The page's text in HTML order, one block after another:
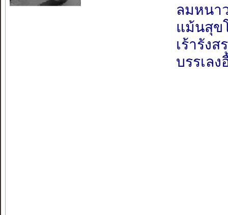
ลมหนา
แม้นสุข
เร้ารังส
บรรเล